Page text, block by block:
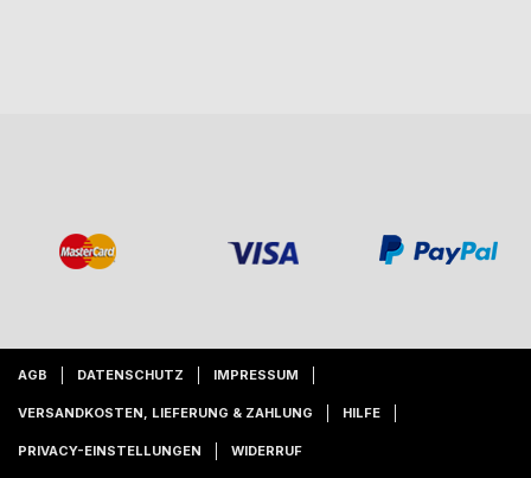
AGB DATENSCHUTZ IMPRESSUM
VERSANDKOSTEN, LIEFERUNG & ZAHLUNG HILFE
PRIVACY-EINSTELLUNGEN WIDERRUF